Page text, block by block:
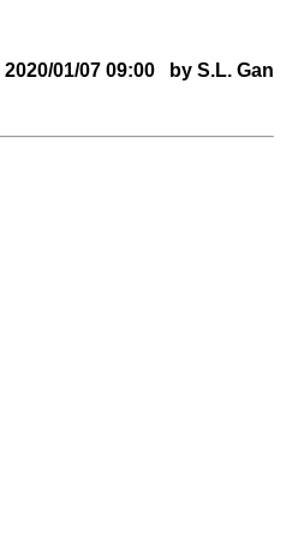
2020/01/07 09:00 by S.L. Gan